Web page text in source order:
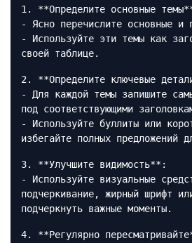
1. **Определите основные
- Ясно перечислите основные и
- Используйте эти темы как
своей таблице.
2. **Определите ключевые
- Для каждой темы запишите
под соответствующими
- Используйте буллиты или
избегайте полных предложений
3. **Улучшите видимость**:
- Используйте визуальные
подчеркивание, жирный шрифт
подчеркнуть важные моменты.
4. **Регулярно